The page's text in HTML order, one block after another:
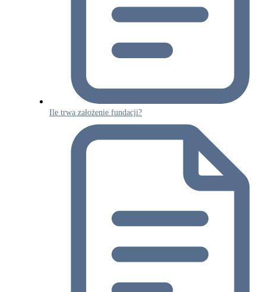
Ile trwa założenie fundacji?